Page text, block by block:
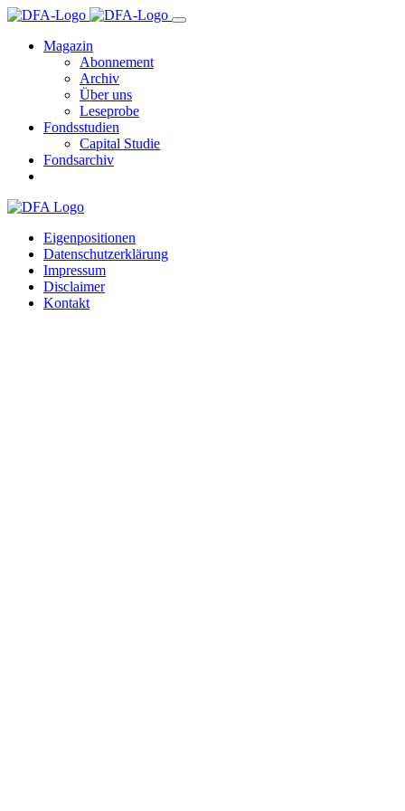
Magazin
Abonnement
Archiv
Über uns
Leseprobe
Fondsstudien
Capital Studie
Fondsarchiv
Eigenpositionen
Datenschutzerklärung
Impressum
Disclaimer
Kontakt